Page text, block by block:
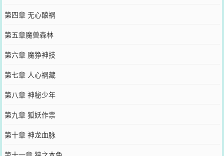
第四章 无心酿祸
第五章魔兽森林
第六章 魔狰神技
第七章 人心祸藏
第八章 神秘少年
第九章 狐妖作祟
第十章 神龙血脉